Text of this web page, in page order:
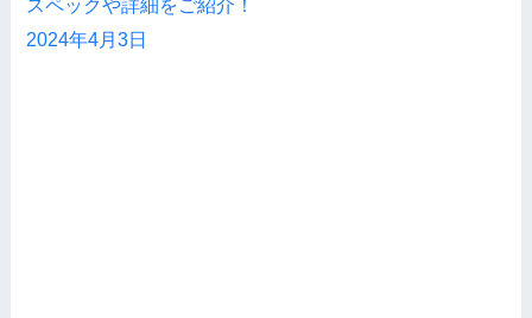
スペックや詳細をご紹介！
2024年4月3日